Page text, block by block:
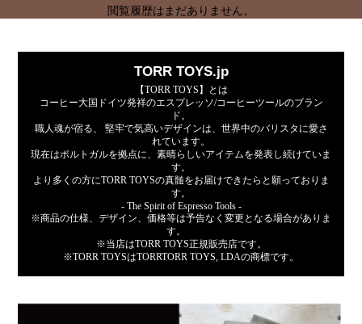
閲覧履歴はまだありません。
TORR TOYS.jp
【TORR TOYS】とは
コーヒー大国ドイツ発祥のエスプレッソ/コーヒーツールのブラン
ド。
職人魂が宿る、 堅牢で気高いデザインは、世界中のバリスタに愛さ
れています。
現在はポルトガルを拠点に、素晴らしいアイテムを発表し続けていま
す。
より多くの方にTORR TOYSの真髄をお届けできたらと願っておりま
す。
- The Spirit of Espresso Tools -
※商品の仕様、デザイン、価格等は予告なく変更となる場合がありま
す。
※当店はTORR TOYS正規販売店です。
※TORR TOYSはTORRTORR TOYS, LDAの商標です。